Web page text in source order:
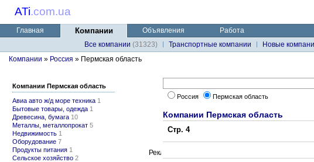
ATi.com.ua
Главная Компании Объявления
Работа
Все компании (31323) Транспортные компании Новые
Компании » Россия » Пермская область
Компании Пермская область
Авиа авто ж/д море техника 1
Бытовые товары, одежда 1
Древесина, бумага 10
Металлы, металлопрокат 5
Недвижимость 1
Оборудование 7
Продукты питания 1
Сельское хозяйство 2
Россия Пермская область
Компании Пермская область
Стр. 4